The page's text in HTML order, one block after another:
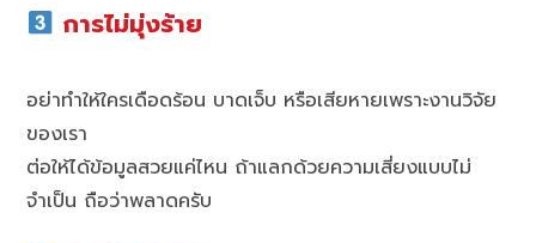
การไม่มุ่งร้าย
อย่าทำให้ใครเดือดร้อน บาดเจ็บ หรือเสียหายเพราะงานวิจัย
ของเรา
ต่อให้ได้ข้อมูลสวยแค่ไหน ถ้าแลกด้วยความเสี่ยงแบบไม่
จำเป็น ถือว่าพลาดครับ